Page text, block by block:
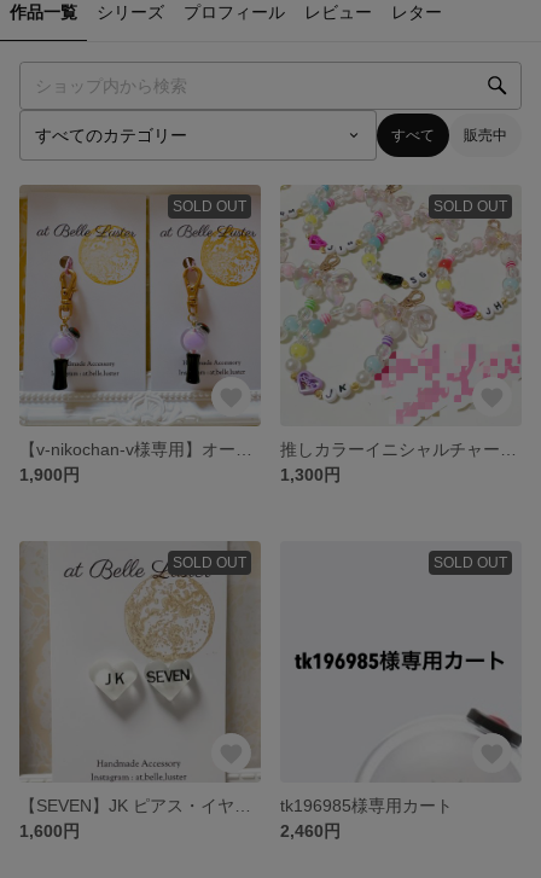
作品一覧 シリーズ プロフィール レビュー レター
すべて 販売中
SOLD OUT
1,900円
SOLD OUT
1,300円
SOLD OUT
1,600円
SOLD OUT
tk196985様専用カート
2,460円